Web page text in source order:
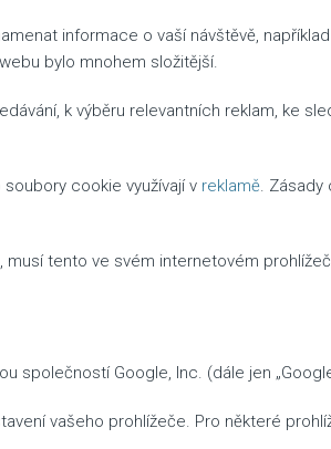
informace o vaší návštěvě,
bylo mnohem složitější.
k výběru relevantních reklam, ke
cookie využívají v reklamě. Zásady
tento ve svém internetovém
společností Google, Inc. (dále jen
vašeho prohlížeče. Pro některé